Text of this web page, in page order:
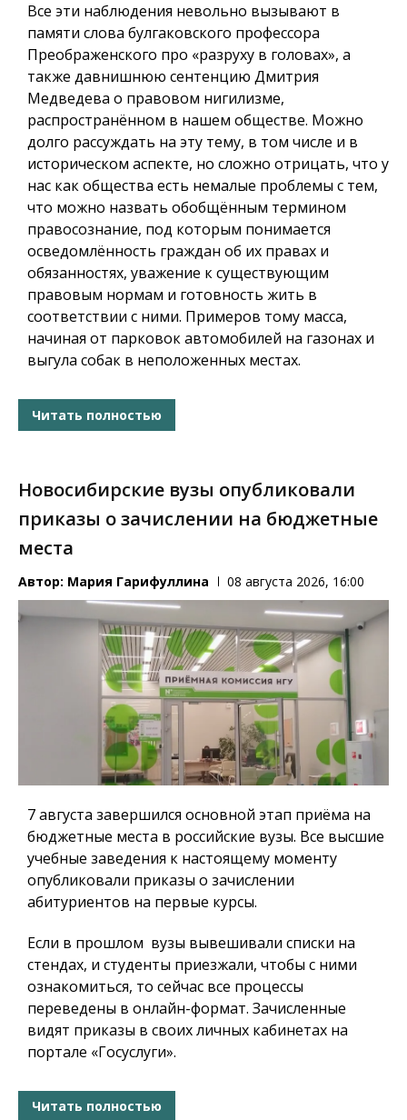
Все эти наблюдения невольно вызывают в
памяти слова булгаковского профессора
Преображенского про «разруху в головах», а
также давнишнюю сентенцию Дмитрия
Медведева о правовом нигилизме,
распространённом в нашем обществе. Можно
долго рассуждать на эту тему, в том числе и в
историческом аспекте, но сложно отрицать, что у
нас как общества есть немалые проблемы с тем,
что можно назвать обобщённым термином
правосознание, под которым понимается
осведомлённость граждан об их правах и
обязанностях, уважение к существующим
правовым нормам и готовность жить в
соответствии с ними. Примеров тому масса,
начиная от парковок автомобилей на газонах и
выгула собак в неположенных местах.
Читать полностью
Новосибирские вузы опубликовали
приказы о зачислении на бюджетные
места
Автор: Мария Гарифуллина 08 августа 2026, 16:00
7 августа завершился основной этап приёма на
бюджетные места в российские вузы. Все высшие
учебные заведения к настоящему моменту
опубликовали приказы о зачислении
абитуриентов на первые курсы.
Если в прошлом вузы вывешивали списки на
стендах, и студенты приезжали, чтобы с ними
ознакомиться, то сейчас все процессы
переведены в онлайн-формат. Зачисленные
видят приказы в своих личных кабинетах на
портале «Госуслуги».
Читать полностью